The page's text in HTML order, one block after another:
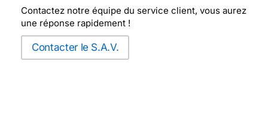
Contactez notre équipe du service client, vous aurez
une réponse rapidement !
Contacter le S.A.V.